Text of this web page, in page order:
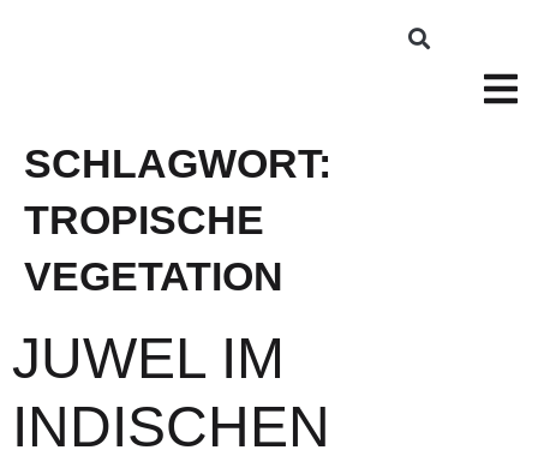
SCHLAGWORT:
TROPISCHE
VEGETATION
JUWEL IM
INDISCHEN